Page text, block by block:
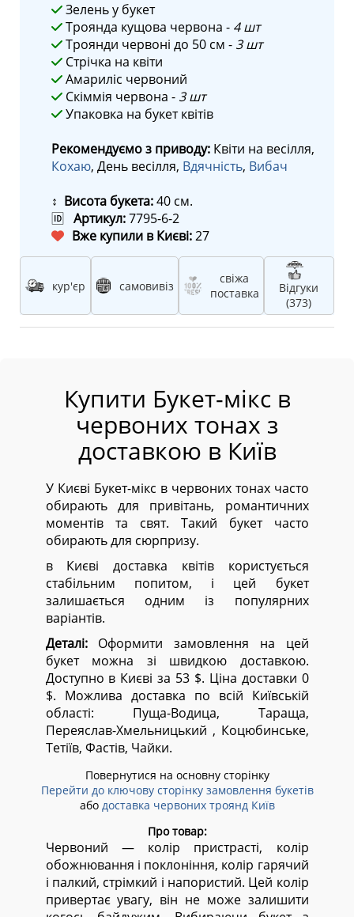
Зелень у букет
Троянда кущова червона - 4 шт
Троянди червоні до 50 см - 3 шт
Стрічка на квіти
Амариліс червоний
Скіммія червона - 3 шт
Упаковка на букет квітів
Рекомендуємо з приводу: Квіти на весілля,
Кохаю, День весілля, Вдячність, Вибач
↕ Висота букета:40 см.
🆔 Артикул:7795-6-2
Вже купили в Києві:27
кур'єр самовивіз
свіжа
поставка
Відгуки
(373)
Купити Букет-мікс в
червоних тонах з
доставкою в Київ
У Києві Букет-мікс в червоних тонах часто
обирають для привітань, романтичних
моментів та свят. Такий букет часто
обирають для сюрпризу.
в Києві доставка квітів користується
стабільним попитом, і цей букет
залишається одним із популярних
варіантів.
Деталі:Оформити замовлення на цей
букет можна зі швидкою доставкою.
Доступно в Києві за 53 $. Ціна доставки 0
$. Можлива доставка по всій Київській
області: Пуща-Водица, Тараща,
Переяслав-Хмельницький , Коцюбинське,
Тетіїв, Фастів, Чайки.
Повернутися на основну сторінку
Перейти до ключову сторінку замовлення букетів
або доставка червоних троянд Київ
Про товар:
Червоний — колір пристрасті, колір
обожнювання і поклоніння, колір гарячий
і палкий, стрімкий і напористий. Цей колір
привертає увагу, він не може залишити